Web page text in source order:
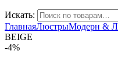
Искать:
ГлавнаяЛюстрыМодерн &
BEIGE
-4%